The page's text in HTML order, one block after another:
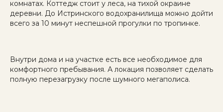
комнатах. Коттедж стоит у леса, на тихой окраине
деревни. До Истринского водохранилища можно дойти
всего за 10 минут неспешной прогулки по тропинке.
Внутри дома и на участке есть все необходимое для
комфортного пребывания. А локация позволяет сделать
полную перезагрузку после шумного мегаполиса.